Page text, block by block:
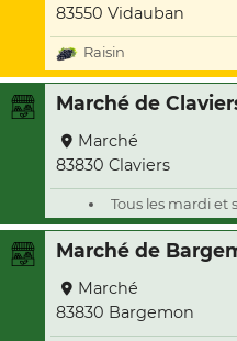
83550 Vidauban
Raisin
Marché de
Marché
83830 Claviers
Tous les mardi et
Marché de
Marché
83830 Bargemon